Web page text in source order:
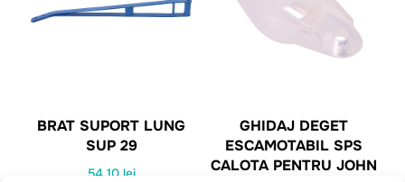
BRAT SUPORT LUNG
SUP 29
54,10 lei
GHIDAJ DEGET
ESCAMOTABIL SPS
CALOTA PENTRU JOHN